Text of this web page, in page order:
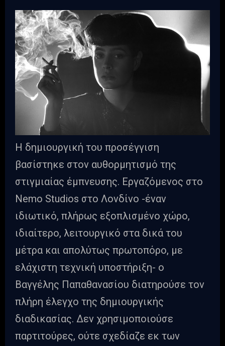
Η δημιουργική του προσέγγιση
βασίστηκε στον αυθορμητισμό της
στιγμιαίας έμπνευσης. Εργαζόμενος στο
Nemo Studios στο Λονδίνο -έναν
ιδιωτικό, πλήρως εξοπλισμένο χώρο,
ιδιαίτερο, λειτουργικό στα δικά του
μέτρα και απολύτως πρωτοπόρο, με
ελάχιστη τεχνική υποστήριξη- ο
Βαγγέλης Παπαθανασίου διατηρούσε τον
πλήρη έλεγχο της δημιουργικής
διαδικασίας. Δεν χρησιμοποιούσε
παρτιτούρες, ούτε σχεδίαζε εκ των